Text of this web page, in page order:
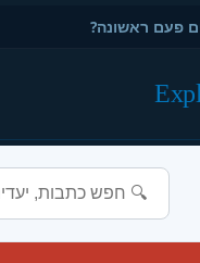
פעם ראשונה?